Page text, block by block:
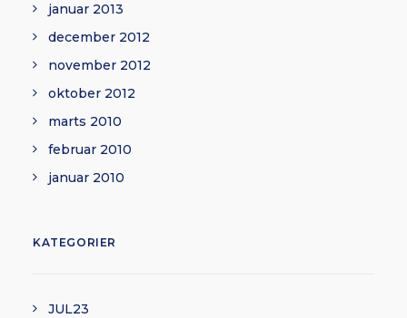
januar 2013
december 2012
november 2012
oktober 2012
marts 2010
februar 2010
januar 2010
KATEGORIER
JUL23